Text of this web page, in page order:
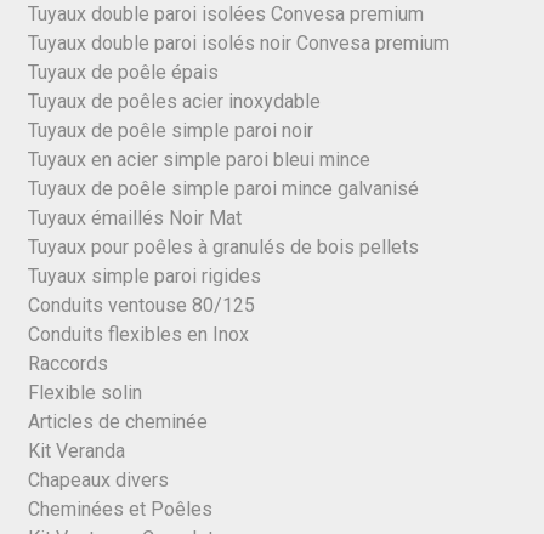
Tuyaux double paroi isolées Convesa premium
Tuyaux double paroi isolés noir Convesa premium
Tuyaux de poêle épais
Tuyaux de poêles acier inoxydable
Tuyaux de poêle simple paroi noir
Tuyaux en acier simple paroi bleui mince
Tuyaux de poêle simple paroi mince galvanisé
Tuyaux émaillés Noir Mat
Tuyaux pour poêles à granulés de bois pellets
Tuyaux simple paroi rigides
Conduits ventouse 80/125
Conduits flexibles en Inox
Raccords
Flexible solin
Articles de cheminée
Kit Veranda
Chapeaux divers
Cheminées et Poêles